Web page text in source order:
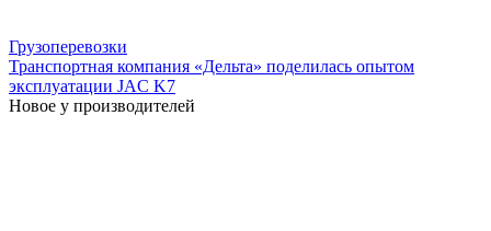
Грузоперевозки
Транспортная компания «Дельта» поделилась опытом
эксплуатации JAC K7
Новое у производителей